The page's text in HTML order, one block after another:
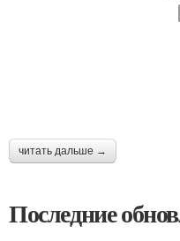
читать дальше →
Последние